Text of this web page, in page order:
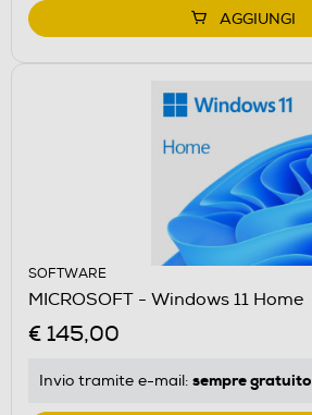
AGGIUNGI
SOFTWARE
MICROSOFT - Windows 11 Home
€ 145,00
Invio tramite e-mail: sempre gratuito